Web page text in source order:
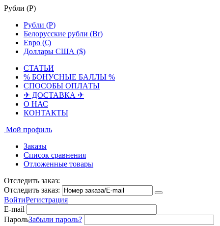
Рубли (Р)
Рубли (Р)
Белорусские рубли (Br)
Евро (€)
Доллары США ($)
СТАТЬИ
% БОНУСНЫЕ БАЛЛЫ %
СПОСОБЫ ОПЛАТЫ
✈ ДОСТАВКА ✈
О НАС
КОНТАКТЫ
Мой профиль
Заказы
Список сравнения
Отложенные товары
Отследить заказ:
Отследить заказ:
ВойтиРегистрация
E-mail
ПарольЗабыли пароль?